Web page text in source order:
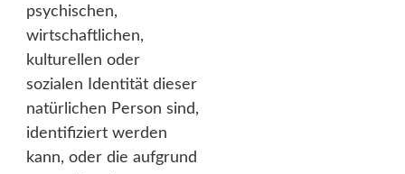
psychischen,
wirtschaftlichen,
kulturellen oder
sozialen Identität dieser
natürlichen Person sind,
identifiziert werden
kann, oder die aufgrund